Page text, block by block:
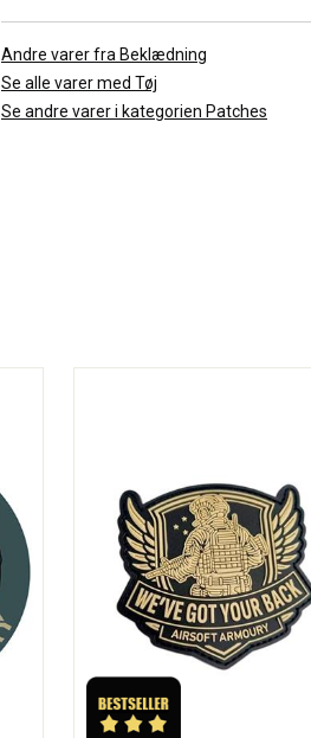
Andre varer fra Beklædning
Se alle varer med Tøj
Se andre varer i kategorien Patches